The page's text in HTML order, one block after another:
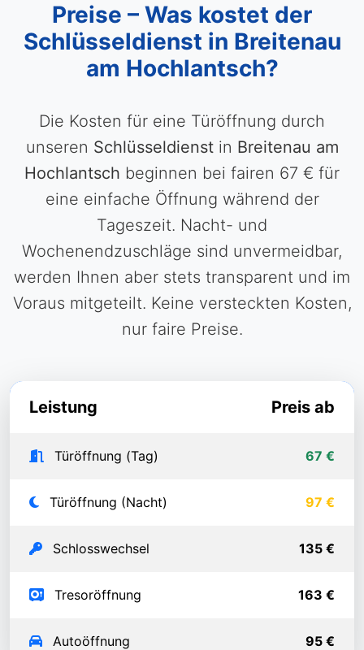
Preise – Was kostet der
Schlüsseldienst in Breitenau
am Hochlantsch?
Die Kosten für eine Türöffnung durch
unseren Schlüsseldienstin Breitenau am
Hochlantsch beginnen bei fairen 67 € für
eine einfache Öffnung während der
Tageszeit. Nacht- und
Wochenendzuschläge sind unvermeidbar,
werden Ihnen aber stets transparent und im
Voraus mitgeteilt. Keine versteckten Kosten,
nur faire Preise.
Leistung Preis ab
Türöffnung (Tag) 67 €
Türöffnung (Nacht) 97 €
Schlosswechsel 135 €
Tresoröffnung 163 €
Autoöffnung 95 €